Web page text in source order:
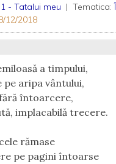
- Tatalui meu | Tematica:
12/2018
a timpului,
pe aripa vântului,
întoarcere,
implacabilă trecere.
rămase
pe pagini întoarse